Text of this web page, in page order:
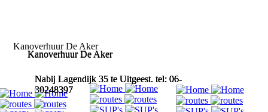
Nabij Lagendijk 35 te Uitgeest. tel: 06-
30248397
Kanoverhuur De Aker
Nabij Lagendijk 35 te Uitgeest. tel: 06-
30248397
Kanoverhuur De Aker
Nabij Lagendijk 35 te Uitgeest. tel: 06-
30248397
Kanoverhuur De Aker